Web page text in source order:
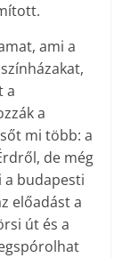
ami a
a
a
mi több: a
de még
a budapesti
előadást a
út és a